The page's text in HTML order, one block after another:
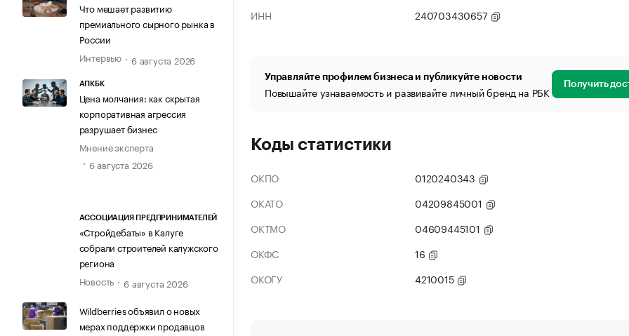
Что мешает развитию
премиального сырного рынка в
России
Интервью
6 августа 2026
АПКБК
Цена молчания: как скрытая
корпоративная агрессия
разрушает бизнес
Мнение эксперта
6 августа 2026
АССОЦИАЦИЯ ПРЕДПРИНИМАТЕЛЕЙ
«Стройдебаты» в Калуге
собрали строителей калужского
региона
Новость
6 августа 2026
Wildberries объявил о новых
мерах поддержки продавцов
ИНН
240703430657
Управляйте профилем бизнеса и публикуйте новости
Повышайте узнаваемость и развивайте личный бренд на РБК Получить
Коды статистики
ОКПО
0120240343
ОКАТО
04209845001
ОКТМО
04609445101
ОКФС
16
ОКОГУ
4210015